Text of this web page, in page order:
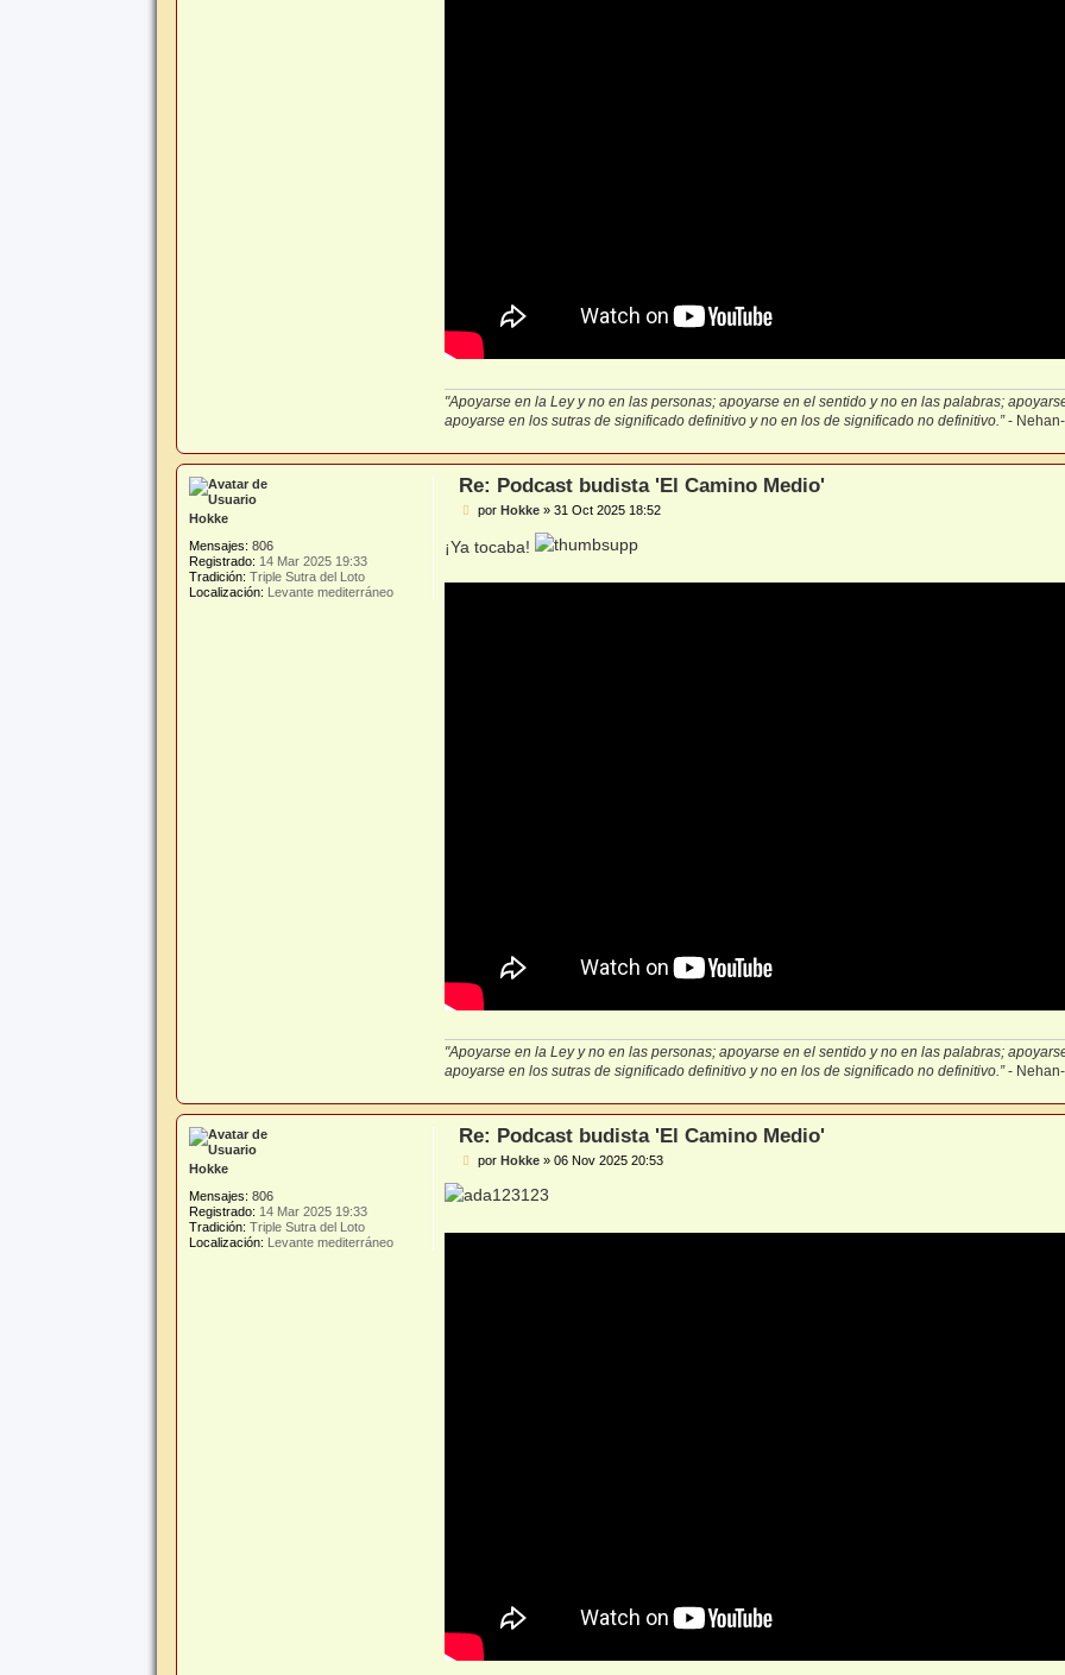
"Apoyarse en la Ley y no en las personas; apoyarse en el sentido y no en las palabras;
apoyarse en los sutras de significado definitivo y no en los de significado no definitivo.”-
Hokke
Mensajes: 806
Registrado: 14 Mar 2025 19:33
Tradición: Triple Sutra del Loto
Localización: Levante mediterráneo
Re: Podcast budista 'El Camino Medio'
M
n
s
j
porHokke »31 Oct 2025 18:52
¡Ya tocaba!
"Apoyarse en la Ley y no en las personas; apoyarse en el sentido y no en las palabras;
apoyarse en los sutras de significado definitivo y no en los de significado no definitivo.”-
Hokke
Mensajes: 806
Registrado: 14 Mar 2025 19:33
Tradición: Triple Sutra del Loto
Localización: Levante mediterráneo
Re: Podcast budista 'El Camino Medio'
M
n
s
j
porHokke »06 Nov 2025 20:53